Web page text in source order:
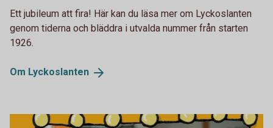
Ett jubileum att fira! Här kan du läsa mer om Lyckoslanten
genom tiderna och bläddra i utvalda nummer från starten
1926.
Om Lyckoslanten